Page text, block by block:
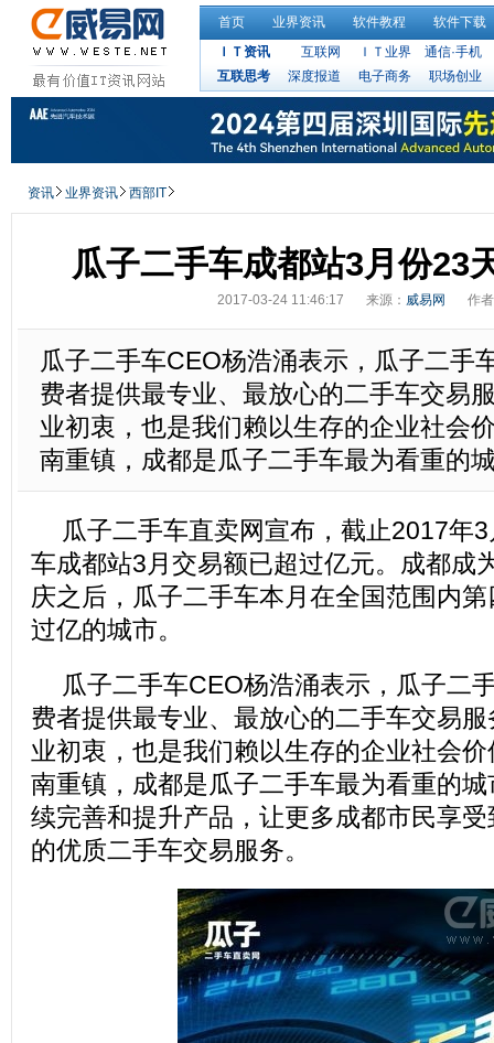
首页 业界资讯 软件教程
软件下载
ＩＴ资讯
互联网 ＩＴ业界
通信·手机
互联思考
深度报道 电子商务 职场创业
资讯 业界资讯 西部IT
瓜子二手车成都站3月份23
2017-03-24 11:46:17 来源： 威易网 作
瓜子二手车CEO杨浩涌表示，瓜子二手
费者提供最专业、最放心的二手车交易
业初衷，也是我们赖以生存的企业社会
南重镇，成都是瓜子二手车最为看重
瓜子二手车直卖网宣布，截止2017年
车成都站3月交易额已超过亿元。成都成
庆之后，瓜子二手车本月在全国范围内
过亿的城市。
瓜子二手车CEO杨浩涌表示，瓜子二
费者提供最专业、最放心的二手车交易
业初衷，也是我们赖以生存的企业社会
南重镇，成都是瓜子二手车最为看重的
续完善和提升产品，让更多成都市民享
的优质二手车交易服务。